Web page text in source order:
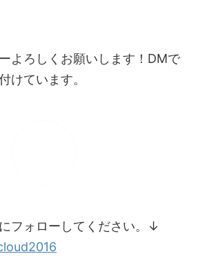
よろしくお願いします！DMで
けています。
フォローしてください。↓